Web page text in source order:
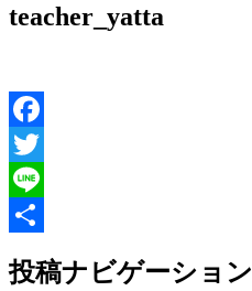
teacher_yatta
Facebook
Twitter
Line
有
投稿ナビゲーション